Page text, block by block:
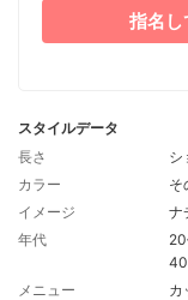
指名し
スタイルデータ
長さ
シ
カラー
そ
イメージ
ナ
年代
40
メニュー
カ